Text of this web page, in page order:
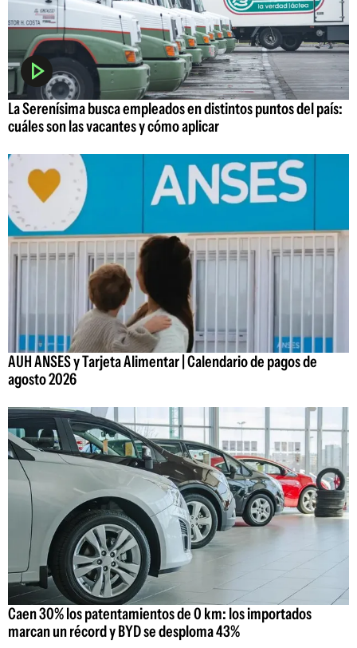
La Serenísima busca empleados en distintos puntos del país:
cuáles son las vacantes y cómo aplicar
AUH ANSES y Tarjeta Alimentar | Calendario de pagos de
agosto 2026
Caen 30% los patentamientos de 0 km: los importados
marcan un récord y BYD se desploma 43%